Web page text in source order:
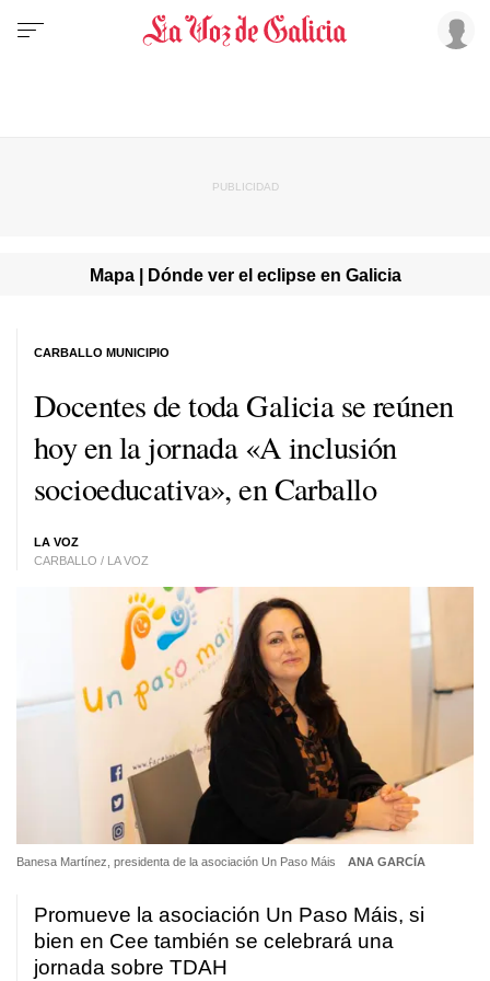
Mapa | Dónde ver el eclipse en Galicia
Docentes de toda Galicia se reúnen
hoy en la jornada «A inclusión
socioeducativa», en Carballo
LA VOZ
CARBALLO / LA VOZ
CARBALLO MUNICIPIO
Banesa Martínez, presidenta de la asociación Un Paso Máis ANA GARCÍA
Promueve la asociación Un Paso Máis, si
bien en Cee también se celebrará una
jornada sobre TDAH